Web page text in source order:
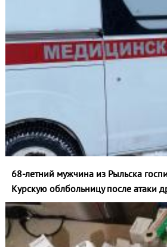
68-летний мужчина из Рыльска
Курскую облбольницу после атаки